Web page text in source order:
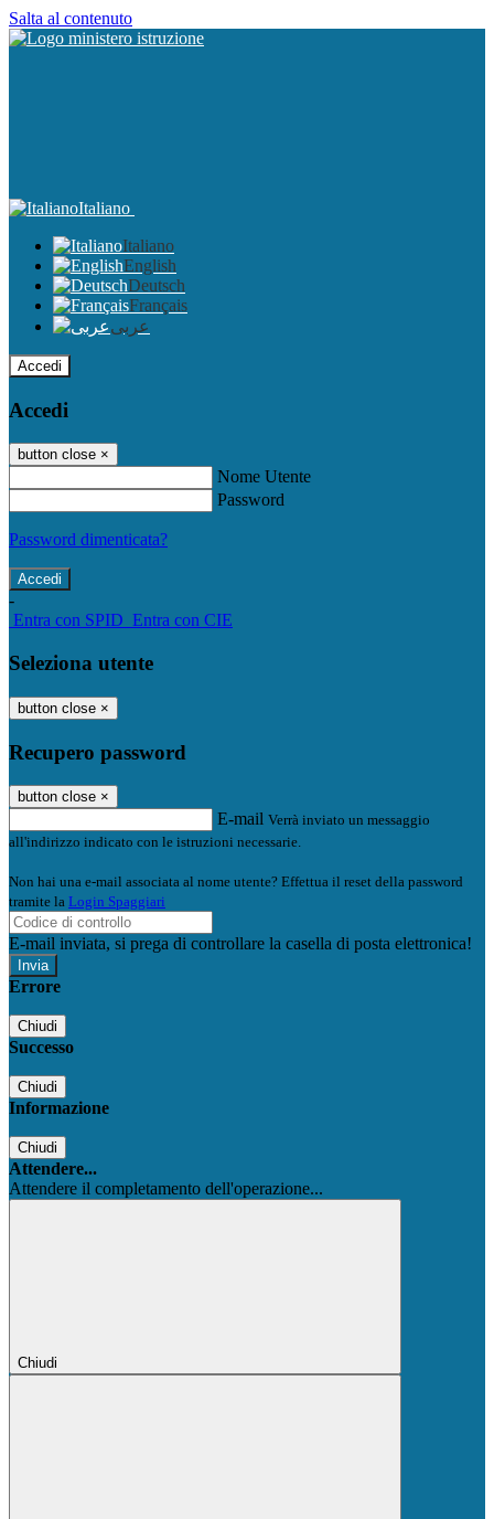
Salta al contenuto
Italiano
Italiano
English
Deutsch
Français
عربى
Accedi
Accedi
button close ×
Nome Utente
Password
Password dimenticata?
-
Entra con SPID Entra con CIE
Seleziona utente
button close ×
Recupero password
button close ×
E-mail Verrà inviato un messaggio
all'indirizzo indicato con le istruzioni necessarie.
Non hai una e-mail associata al nome utente? Effettua il reset della password
tramite la Login Spaggiari
E-mail inviata, si prega di controllare la casella di posta elettronica!
Errore
Chiudi
Successo
Chiudi
Informazione
Chiudi
Attendere...
Attendere il completamento dell'operazione...
Chiudi